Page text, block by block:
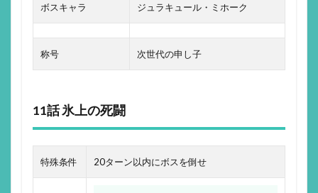
ボスキャラ ジュラキュール・ミホーク
称号 次世代の申し子
11話 氷上の死闘
特殊条件 20ターン以内にボスを倒せ